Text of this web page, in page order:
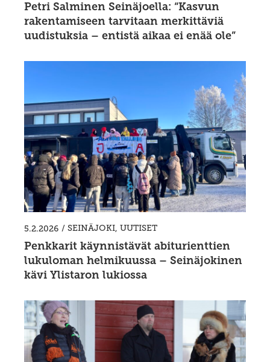
Petri Salminen Seinäjoella: “Kasvun
rakentamiseen tarvitaan merkittäviä
uudistuksia – entistä aikaa ei enää ole”
5.2.2026 / SEINÄJOKI, UUTISET
Penkkarit käynnistävät abiturienttien
lukuloman helmikuussa – Seinäjokinen
kävi Ylistaron lukiossa